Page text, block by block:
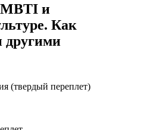
и
Как
другими
(твердый переплет)